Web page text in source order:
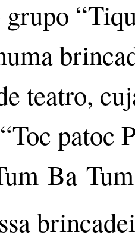
teatro,
patoc
Ba